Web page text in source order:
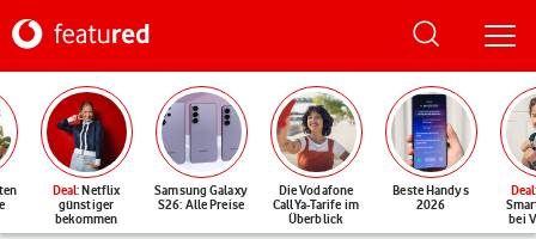
Deal: Netflix
günstiger
bekommen
Samsung Galaxy
S26: Alle Preise
Die Vodafone
CallYa-Tarife im
Überblick
Beste Handys
2026
Deal
bei